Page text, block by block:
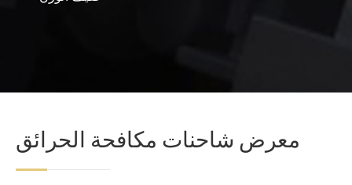
معرض شاحنات مكافحة الحرائق